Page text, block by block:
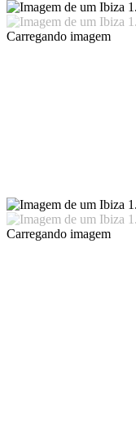
Carregando imagem
Carregando imagem